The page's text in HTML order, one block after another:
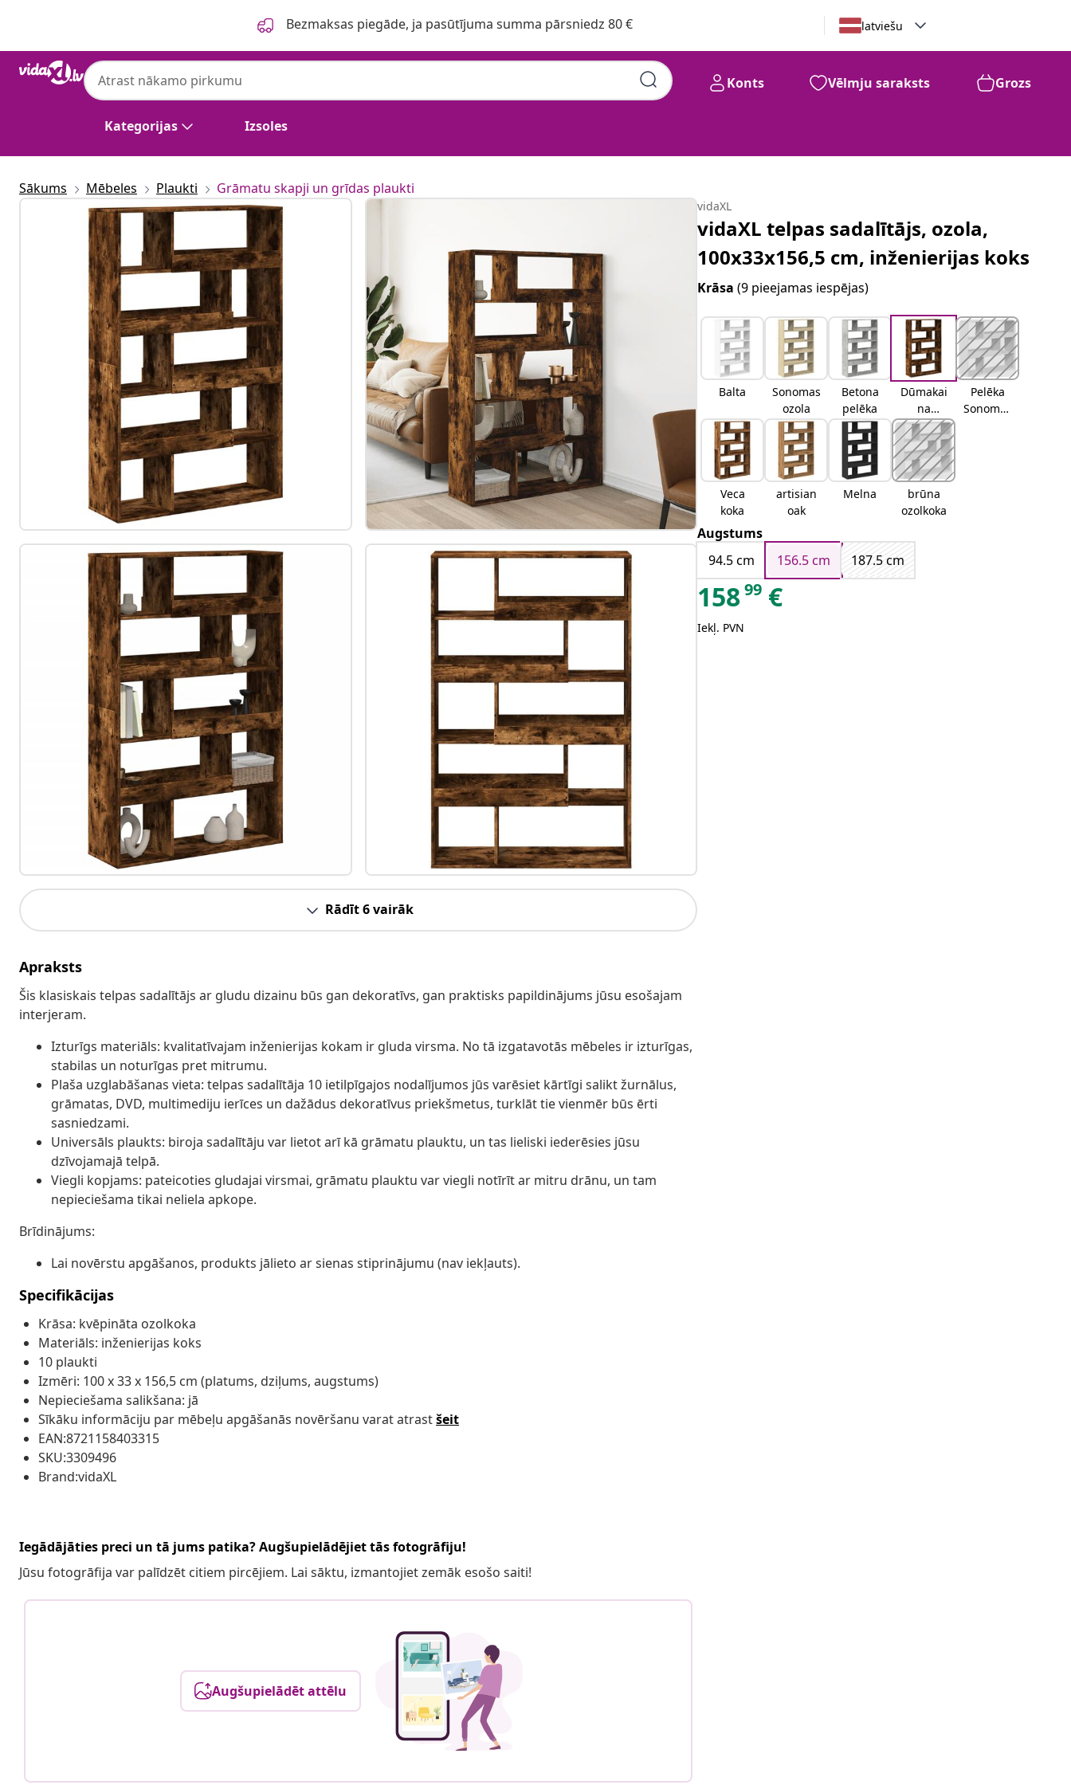
Bezmaksas piegāde, ja pasūtījuma summa pārsniedz 80 € latviešu
Kategorijas Izsoles
Konts Vēlmju saraksts Grozs
Sākums Mēbeles Plaukti Grāmatu skapji un grīdas plaukti
Rādīt 6 vairāk
Apraksts
Šis klasiskais telpas sadalītājs ar gludu dizainu būs gan dekoratīvs, gan praktisks papildinājums jūsu esošajam
interjeram.
Izturīgs materiāls: kvalitatīvajam inženierijas kokam ir gluda virsma. No tā izgatavotās mēbeles ir izturīgas,
stabilas un noturīgas pret mitrumu.
Plaša uzglabāšanas vieta: telpas sadalītāja 10 ietilpīgajos nodalījumos jūs varēsiet kārtīgi salikt žurnālus,
grāmatas, DVD, multimediju ierīces un dažādus dekoratīvus priekšmetus, turklāt tie vienmēr būs ērti
sasniedzami.
Universāls plaukts: biroja sadalītāju var lietot arī kā grāmatu plauktu, un tas lieliski iederēsies jūsu
dzīvojamajā telpā.
Viegli kopjams: pateicoties gludajai virsmai, grāmatu plauktu var viegli notīrīt ar mitru drānu, un tam
nepieciešama tikai neliela apkope.
Brīdinājums:
Lai novērstu apgāšanos, produkts jālieto ar sienas stiprinājumu (nav iekļauts).
Specifikācijas
Krāsa: kvēpināta ozolkoka
Materiāls: inženierijas koks
10 plaukti
Izmēri: 100 x 33 x 156,5 cm (platums, dziļums, augstums)
Nepieciešama salikšana: jā
Sīkāku informāciju par mēbeļu apgāšanās novēršanu varat atrastšeit
EAN:8721158403315
SKU:3309496
Brand:vidaXL
Iegādājāties preci un tā jums patika? Augšupielādējiet tās fotogrāfiju!
Jūsu fotogrāfija var palīdzēt citiem pircējiem. Lai sāktu, izmantojiet zemāk esošo saiti!
Augšupielādēt attēlu
vidaXL
vidaXL telpas sadalītājs, ozola,
100x33x156,5 cm, inženierijas koks
Krāsa(9 pieejamas iespējas)
Balta
Sonomas
ozola
Betona
pelēka
Dūmakai
na
ozolkoka
Pelēka
Sonomas
Veca
koka
artisian
oak
Melna
brūna
ozolkoka
Augstums
94.5 cm
156.5 cm 187.5 cm
15899 €
Iekļ. PVN